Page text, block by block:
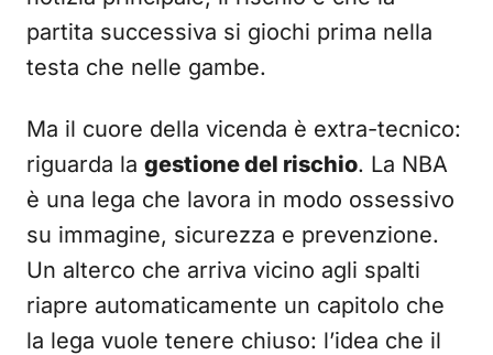
partita successiva si giochi prima nella
testa che nelle gambe.
Ma il cuore della vicenda è extra-tecnico:
riguarda la gestione del rischio. La NBA
è una lega che lavora in modo ossessivo
su immagine, sicurezza e prevenzione.
Un alterco che arriva vicino agli spalti
riapre automaticamente un capitolo che
la lega vuole tenere chiuso: l’idea che il